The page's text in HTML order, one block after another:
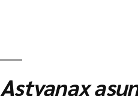
Astyanax